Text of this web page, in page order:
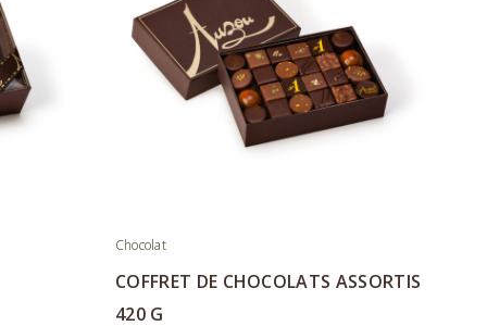
Chocolat
COFFRET DE CHOCOLATS ASSORTIS
420 G